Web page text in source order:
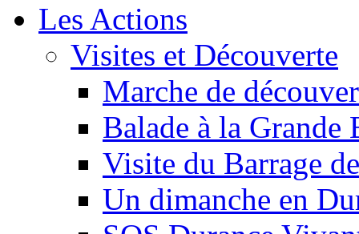
Les Actions
Visites et Découverte
Marche de
Balade à la Grande
Visite du Barrage
Un dimanche en